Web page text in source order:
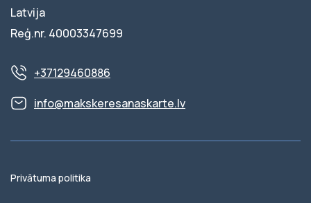
Latvija
Reģ.nr. 40003347699
+37129460886
info@makskeresanaskarte.lv
Privātuma politika